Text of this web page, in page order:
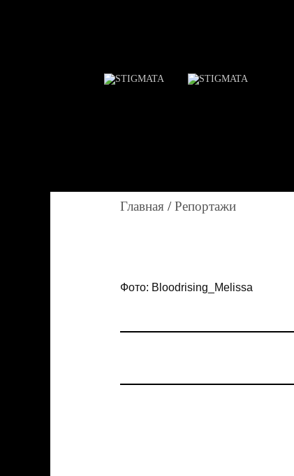
Главная /Репортажи
Фото: Bloodrising_Melissa